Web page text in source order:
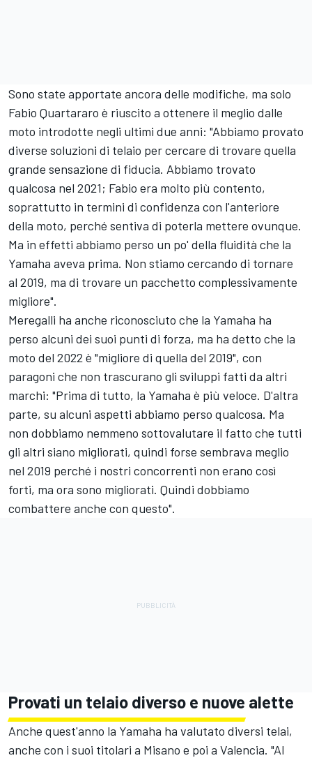
Sono state apportate ancora delle modifiche, ma solo
Fabio Quartararo è riuscito a ottenere il meglio dalle
moto introdotte negli ultimi due anni: "Abbiamo provato
diverse soluzioni di telaio per cercare di trovare quella
grande sensazione di fiducia. Abbiamo trovato
qualcosa nel 2021; Fabio era molto più contento,
soprattutto in termini di confidenza con l'anteriore
della moto, perché sentiva di poterla mettere ovunque.
Ma in effetti abbiamo perso un po' della fluidità che la
Yamaha aveva prima. Non stiamo cercando di tornare
al 2019, ma di trovare un pacchetto complessivamente
migliore".
Meregalli ha anche riconosciuto che la Yamaha ha
perso alcuni dei suoi punti di forza, ma ha detto che la
moto del 2022 è "migliore di quella del 2019", con
paragoni che non trascurano gli sviluppi fatti da altri
marchi: "Prima di tutto, la Yamaha è più veloce. D'altra
parte, su alcuni aspetti abbiamo perso qualcosa. Ma
non dobbiamo nemmeno sottovalutare il fatto che tutti
gli altri siano migliorati, quindi forse sembrava meglio
nel 2019 perché i nostri concorrenti non erano così
forti, ma ora sono migliorati. Quindi dobbiamo
combattere anche con questo".
Provati un telaio diverso e nuove alette
Anche quest'anno la Yamaha ha valutato diversi telai,
anche con i suoi titolari a Misano e poi a Valencia. "Al